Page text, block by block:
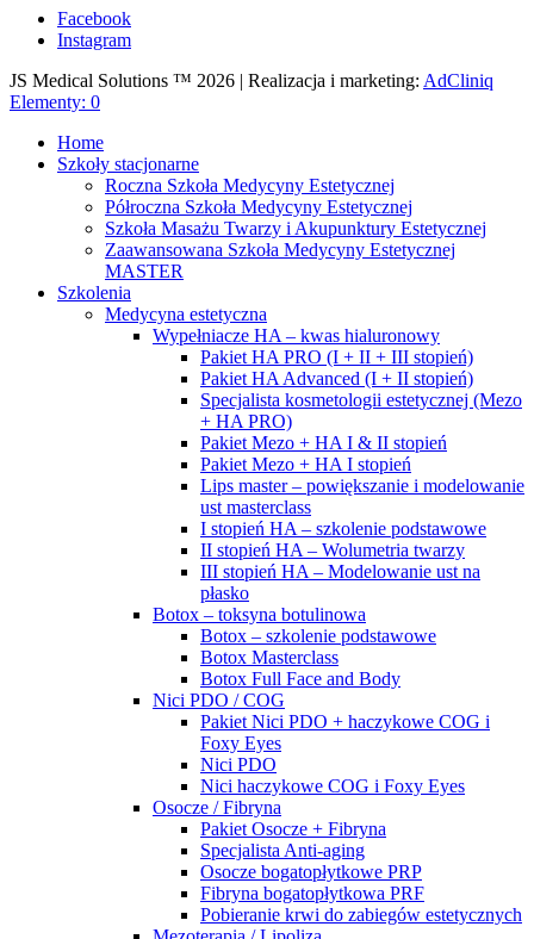
Facebook
Instagram
JS Medical Solutions ™ 2026 | Realizacja i marketing: AdCliniq
Elementy: 0
Home
Szkoły stacjonarne
Roczna Szkoła Medycyny Estetycznej
Półroczna Szkoła Medycyny Estetycznej
Szkoła Masażu Twarzy i Akupunktury Estetycznej
Zaawansowana Szkoła Medycyny Estetycznej
MASTER
Szkolenia
Medycyna estetyczna
Wypełniacze HA – kwas hialuronowy
Pakiet HA PRO (I + II + III stopień)
Pakiet HA Advanced (I + II stopień)
Specjalista kosmetologii estetycznej (Mezo
+ HA PRO)
Pakiet Mezo + HA I & II stopień
Pakiet Mezo + HA I stopień
Lips master – powiększanie i modelowanie
ust masterclass
I stopień HA – szkolenie podstawowe
II stopień HA – Wolumetria twarzy
III stopień HA – Modelowanie ust na
płasko
Botox – toksyna botulinowa
Botox – szkolenie podstawowe
Botox Masterclass
Botox Full Face and Body
Nici PDO / COG
Pakiet Nici PDO + haczykowe COG i
Foxy Eyes
Nici PDO
Nici haczykowe COG i Foxy Eyes
Osocze / Fibryna
Pakiet Osocze + Fibryna
Specjalista Anti-aging
Osocze bogatopłytkowe PRP
Fibryna bogatopłytkowa PRF
Pobieranie krwi do zabiegów estetycznych